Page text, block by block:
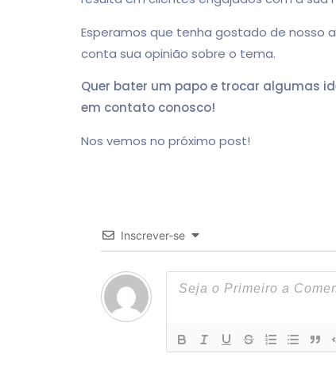
Esperamos que tenha gostado de nosso
conta sua opinião sobre o tema.
Quer bater um papo e trocar algumas
em contato conosco!
Nos vemos no próximo post!
Inscrever-se